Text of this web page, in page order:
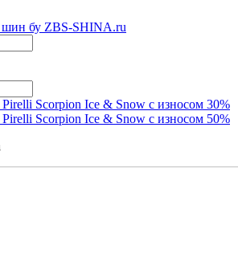
Scorpion Ice & Snow с износом 30%
Scorpion Ice & Snow с износом 50%